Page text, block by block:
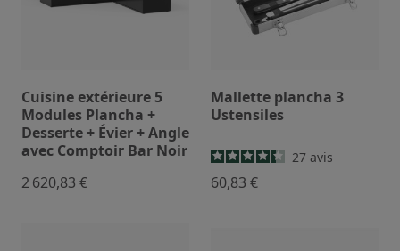
Cuisine extérieure 5
Modules Plancha +
Desserte + Évier + Angle
avec Comptoir Bar Noir
2 620,83 €
Mallette plancha 3
Ustensiles
27 avis
60,83 €